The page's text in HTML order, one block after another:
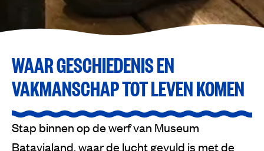
WAAR GESCHIEDENIS EN
VAKMANSCHAP TOT LEVEN KOMEN
Stap binnen op de werf van Museum
Batavialand, waar de lucht gevuld is met de